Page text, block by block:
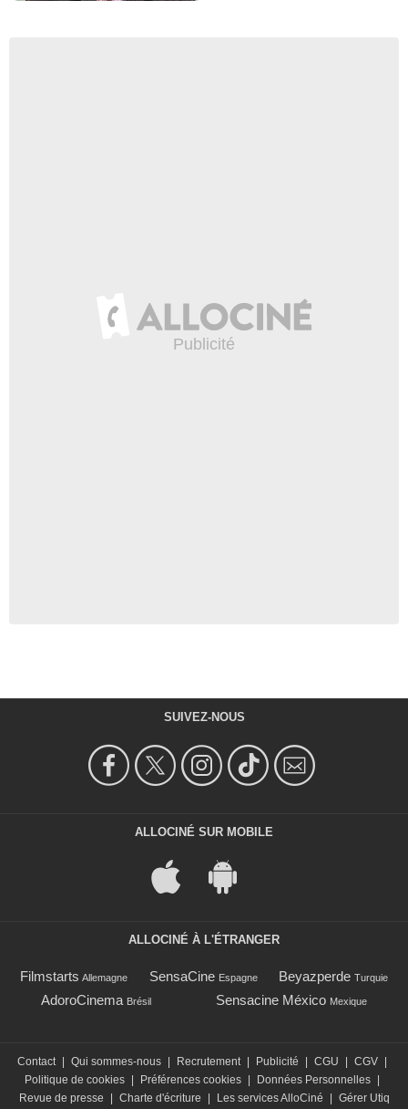
SUIVEZ-NOUS
ALLOCINÉ SUR MOBILE
ALLOCINÉ À L'ÉTRANGER
Filmstarts Allemagne SensaCine Espagne Beyazperde Turquie
AdoroCinema Brésil Sensacine México Mexique
Contact | Qui sommes-nous | Recrutement | Publicité | CGU | CGV |
Politique de cookies | Préférences cookies | Données Personnelles |
Revue de presse
| Charte d'écriture | Les services AlloCiné | Gérer Utiq